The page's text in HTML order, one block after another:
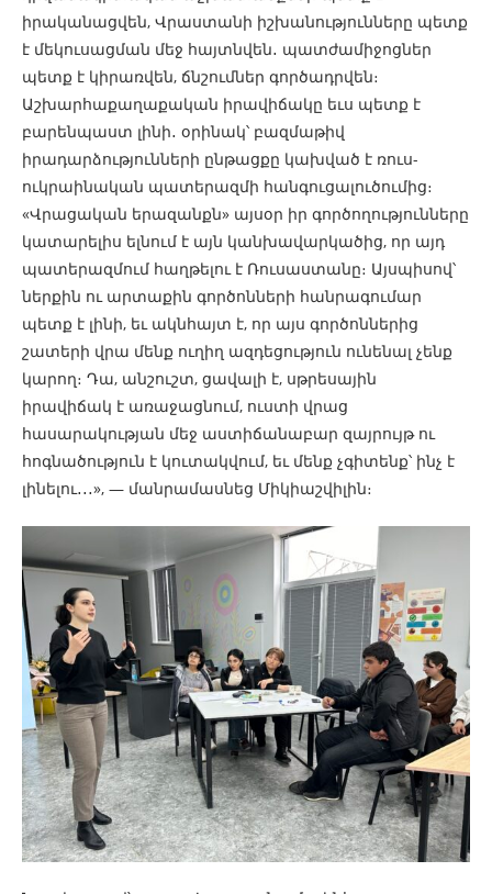
իրականացվեն, Վրաստանի իշխանությունները պետք
է մեկուսացման մեջ հայտնվեն․ պատժամիջոցներ
պետք է կիրառվեն, ճնշումներ գործադրվեն։
Աշխարհաքաղաքական իրավիճակը եւս պետք է
բարենպաստ լինի․ օրինակ՝ բազմաթիվ
իրադարձությունների ընթացքը կախված է ռուս-
ուկրաինական պատերազմի հանգուցալուծումից։
«Վրացական երազանքն» այսօր իր գործողությունները
կատարելիս ելնում է այն կանխավարկածից, որ այդ
պատերազմում հաղթելու է Ռուսաստանը։ Այսպիսով՝
ներքին ու արտաքին գործոնների հանրագումար
պետք է լինի, եւ ակնհայտ է, որ այս գործոններից
շատերի վրա մենք ուղիղ ազդեցություն ունենալ չենք
կարող։ Դա, անշուշտ, ցավալի է, սթրեսային
իրավիճակ է առաջացնում, ուստի վրաց
հասարակության մեջ աստիճանաբար զայրույթ ու
հոգնածություն է կուտակվում, եւ մենք չգիտենք՝ ինչ է
լինելու․․․», — մանրամասնեց Միկիաշվիլին։